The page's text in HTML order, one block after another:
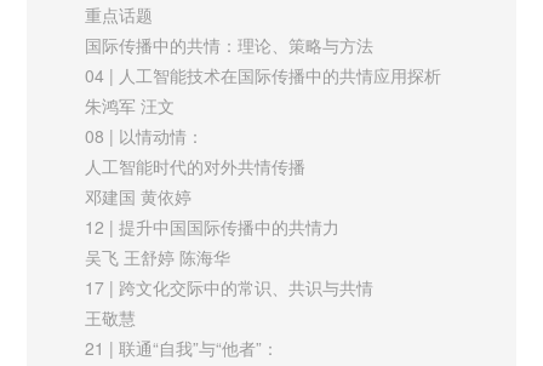
贺欣怡 张毓强
新媒体
68 | 海外社交媒体美国对华舆论战策略
及中方对策解析
以“流浪气球”事件为例
张周项
国际视野
72 | 信息战视角下西方营销传播对俄罗斯影响力研
究
吴非 李旋
77 | 重大国际事件报道中的中国国家形象框架
与话语建构
中国国际传播研究的边界拓展与自主性创新
国际传播是一个充满多元学术传统的知识场域。近年来，随着国
际传播成为战略议题，各方力量百舸争流般探索着讲好中国故事
的新理念和新路径。自二战结束以来，国际传播领域的知识生产
就受到美国主导的西方范式的影响，从概念到理论，从话语到实
践，都难以摆脱冷战社会科学所遗留的中心与边缘、先进与落
后、传播与同化等逻辑框架。与此同时，在一个控制与抵抗的权
力关系中，发展中国家所期待的“一个世界、多种声音”愿景也展
现出国际传播理应具备的异质性、包容性和正义性。在近年来中
国国际传播研究取得的成果基础上，中国的国际传播研究需要立
重点话题
国际传播中的共情：理论、策略与方法
04 | 人工智能技术在国际传播中的共情应用探析
朱鸿军 汪文
08 | 以情动情：
人工智能时代的对外共情传播
邓建国 黄依婷
12 | 提升中国国际传播中的共情力
吴飞 王舒婷 陈海华
17 | 跨文化交际中的常识、共识与共情
王敬慧
21 | 联通“自我”与“他者”：